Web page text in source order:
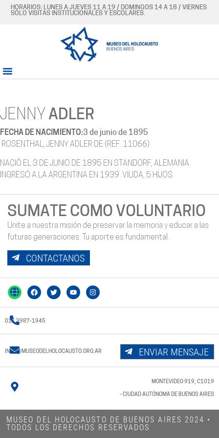
HORARIOS: LUNES A JUEVES 11 A 19 / DOMINGOS 14 A 18 / VIERNES
SÓLO VISITAS INSTITUCIONALES Y ESCOLARES.
JENNY ADLER
FECHA DE NACIMIENTO:3 de junio de 1895
ROSENTHAL, JENNY ADLER DE (REF. 11066)
NACIÓ EL 3 DE JUNIO DE 1895 EN STANDORF, ALEMANIA.
INGRESÓ A LA ARGENTINA EN 1939. VIUDA, 5 HIJOS.
SUMATE COMO VOLUNTARIO
Unite a nuestra misión de preservar la memoria y educar a las
futuras generaciones. Tu aporte es fundamental.
CONTACTANOS
011 3987-1945
INFO@MUSEODELHOLOCAUSTO.ORG.AR ENVIAR MENSAJE
MONTEVIDEO 919, C1019
- CIUDAD AUTÓNOMA DE BUENOS AIRES
MUSEO DEL HOLOCAUSTO DE BUENOS AIRES 2024​ •
TODOS LOS DERECHOS RESERVADOS